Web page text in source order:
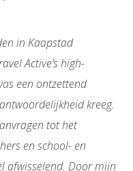
in Kaapstad
Active’s high-
een ontzettend
kreeg.
tot het
en school- en
afwisselend. Door mijn